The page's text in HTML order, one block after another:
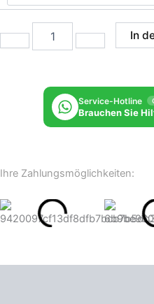
lieferbar
In
Service-Hotline
Brauchen Sie
Ihre Zahlungsmöglichkeiten: